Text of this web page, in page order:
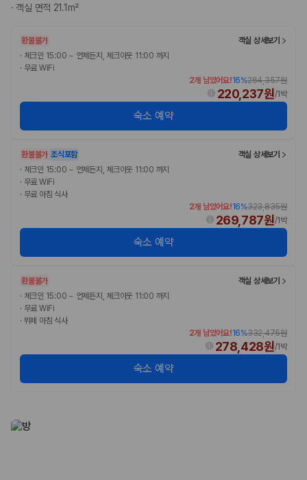
완전자차와 슈퍼자차는 업체별 보장 범위가 다를 수 있습니다. 카모아에서
수준을 선택할 수 있습니다.
3. 제주공항 접근성과 셔틀 조건을 함께 확인하세요
제주 렌트카는 차량 인수 위치와 셔틀 편의성에 따라 실제 이용 만족도가
달라집니다. 공항에서 렌트카 사무실까지의 이동 조건을 가격과 함께 비교
제주도 렌트카 차종별 가격비교
경차·소형차
혼자 또는 2인 여행에 적합하며 제주 렌트카 최저가를 찾는 사용자
커플·친구 여행에서 많이 선택되며 가격과 승차감의 균형이 좋은 차
SUV
량 연식을 함께 비교하는 것이 좋습니다.
승합차·대형차
단체 여행이나 4인 이상 가족 여행에 적합하며 인원수, 짐 공간, 보
험 조건을 함께 확인해야 합니다.
제주렌트카 보험까지 비교해야 진짜 가격비교입
건을 함께 확인할 수 있도록 돕습니다.
·객실 면적 21.1m²
환불불가
객실 상세보기
· 체크인 15:00 ~ 언제든지, 체크아웃 11:00 까지
· 무료 WiFi
2개 남았어요!16%264,357원
220,237원/1박
숙소 예약
환불불가 조식포함
객실 상세보기
· 체크인 15:00 ~ 언제든지, 체크아웃 11:00 까지
· 무료 WiFi
· 무료 아침 식사
2개 남았어요!16%323,835원
269,787원/1박
숙소 예약
환불불가
객실 상세보기
· 체크인 15:00 ~ 언제든지, 체크아웃 11:00 까지
· 무료 WiFi
· 뷔페 아침 식사
2개 남았어요!16%332,475원
278,428원/1박
숙소 예약